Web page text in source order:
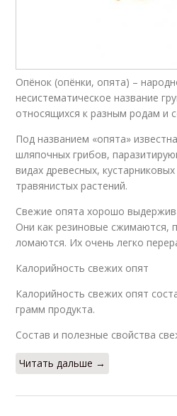
Опёнок (опёнки, опята) –
несистематическое название
относящихся к разным родам и
Под названием «опята»
шляпочных грибов,
видах древесных,
травянистых растений.
Свежие опята хорошо
Они как резиновые сжимаются,
ломаются. Их очень легко
Калорийность свежих опят
Калорийность свежих опят
грамм продукта.
Состав и полезные свойства
Читать дальше →